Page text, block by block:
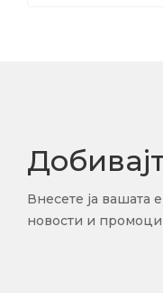
Внесете ја вашата
новости и